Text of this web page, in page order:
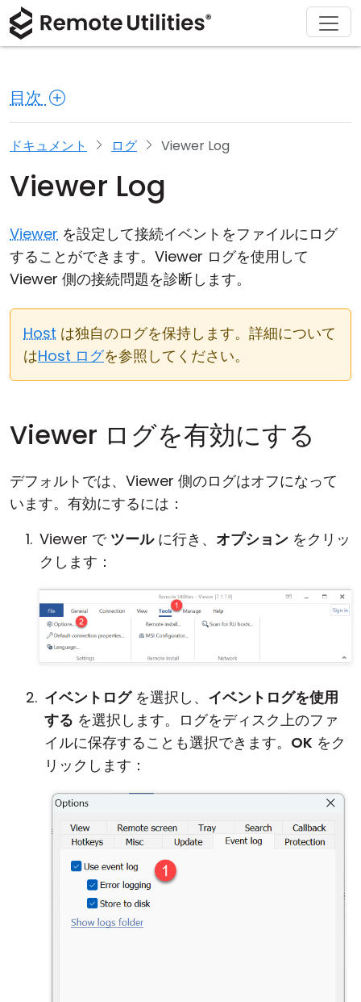
目次
ドキュメント ログ Viewer Log
Viewer Log
Viewer を設定して接続イベントをファイルにログ
することができます。Viewer ログを使用して
Viewer 側の接続問題を診断します。
Host は独自のログを保持します。詳細について
はHost ログを参照してください。
Viewer ログを有効にする
デフォルトでは、Viewer 側のログはオフになって
います。有効にするには：
Viewer で ツールに行き、 オプション をクリッ
クします：
イベントログを選択し、 イベントログを使用
する を選択します。ログをディスク上のファ
イルに保存することも選択できます。 OK をク
リックします：
製品
セキュリティ
スクリーンショット
リリースノート
接続モード
無人アクセス
MSI 設定
クラウド＆オンプレミス
ソリューション
製造および小売
ヘルスケア
教育および政府
ダウンロード
macOS
Linux
iOS/Android
購入
ライセンスアシスタント
ライセンスのアップグレード
サポート
ドキュメント
ナレッジベース
会社概要
プレスルーム
レビューを書く